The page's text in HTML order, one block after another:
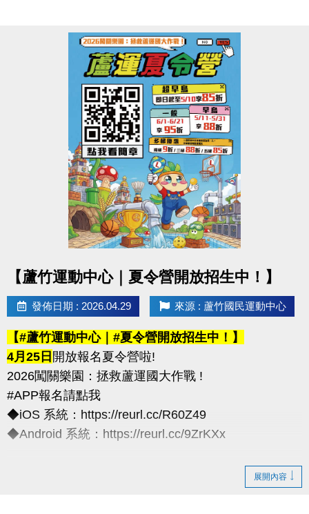
（三）超過比賽時間 3 分鐘未出賽者，以棄權論（以
大會掛鐘為準）。
（四）為使比賽順利進行，大會有權調度場地安排及
出場順序，不得異議。
（五）主辦單位保有延期舉辦比賽、調整場地及最終
（六）如有未盡事宜，依現場公告為主。
（七）洽詢專線：03-263-9066 #115、116
◆假日15組 / 平日30組
真的慢了就沒有！這個夏天，不只是玩水
是讓你真正「學會游」
----------------------------
※包班課不在此優惠，登記時需先收費
※每位學生報名後課堂不得超過30堂(含現有課單)
※每期課程須於3個月內完成，逾期視同放棄(依定型
化契約為主)
※以上方案不可共用或轉為他人授課
----------------------------
連絡資訊
-洽詢專線：03-2639066 #111、112
https://www.lzsports.com.tw/zh_TW/news/pageID/1/
-FB : 桃園市蘆竹國民運動中心
-IG : @luzhusports
【蘆竹運動中心｜夏令營開放招生中！】
發佈日期 : 2026.04.29 來源 : 蘆竹國民運動中心
【#蘆竹運動中心｜#夏令營開放招生中！】
4月25日 開放報名夏令營啦!
2026闖關樂園：拯救蘆運國大作戰 !
#APP報名請點我
◆iOS 系統：https://reurl.cc/R60Z49
◆Android 系統：https://reurl.cc/9ZrKXx
展開內容